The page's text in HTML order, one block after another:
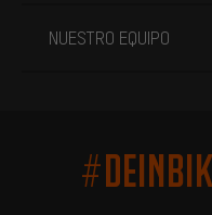
NUESTRO EQUIPO